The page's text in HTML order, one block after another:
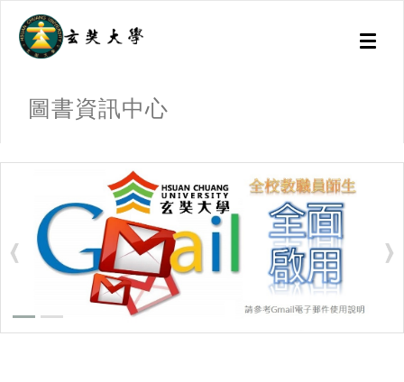
Toggle
圖書資訊中心